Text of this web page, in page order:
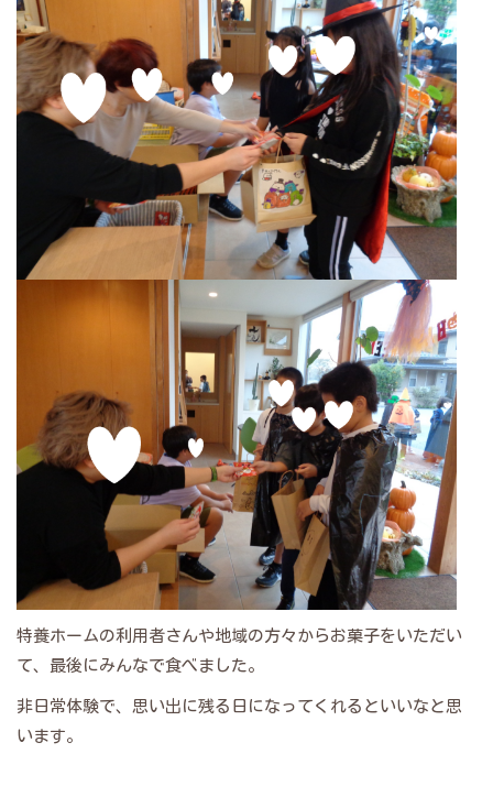
特養ホームの利用者さんや地域の方々からお菓子をいただい
て、最後にみんなで食べました。
非日常体験で、思い出に残る日になってくれるといいなと思
います。